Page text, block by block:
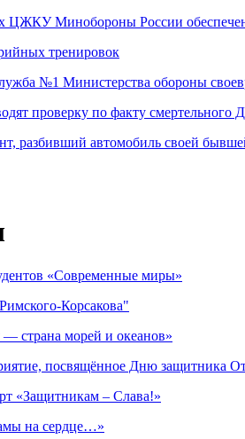
ЦЖКУ Минобороны России
тренировок
№1 Министерства обороны
проверку по факту смертельного
разбивший автомобиль своей
«Современные миры»
Корсакова"
— страна морей и океанов»
посвящённое Дню защитника
«Защитникам – Слава!»
на сердце…»